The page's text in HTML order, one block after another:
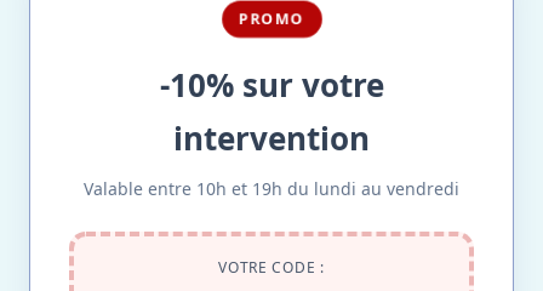
PROMO
-10% sur votre
intervention
Valable entre 10h et 19h du lundi au vendredi
VOTRE CODE :